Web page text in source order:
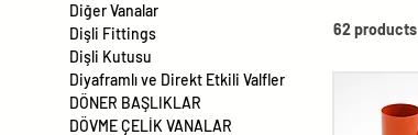
Diğer Vanalar
Dişli Fittings
Dişli Kutusu
Diyaframlı ve Direkt Etkili Valfler
DÖNER BAŞLIKLAR
DÖVME ÇELİK VANALAR
62 products